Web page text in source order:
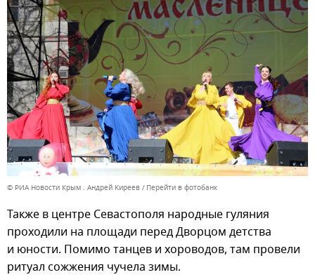
© РИА Новости Крым . Андрей Киреев Перейти в фотобанк
Также в центре Севастополя народные гуляния
проходили на площади перед Дворцом детства
и юности. Помимо танцев и хороводов, там провели
ритуал сожжения чучела зимы.